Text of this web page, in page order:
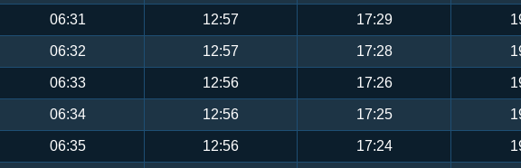
06:31 12:57 17:29
06:32 12:57 17:28
06:33 12:56 17:26
06:34 12:56 17:25
06:35 12:56 17:24